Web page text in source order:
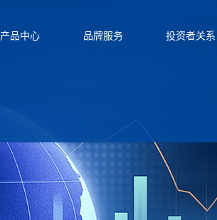
产品中心 品牌服务 投资者关系